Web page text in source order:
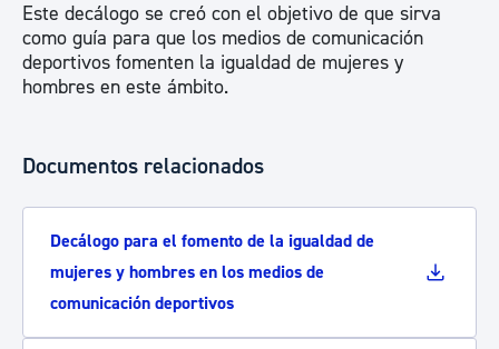
Este decálogo se creó con el objetivo de que sirva
como guía para que los medios de comunicación
deportivos fomenten la igualdad de mujeres y
hombres en este ámbito.
Documentos relacionados
Decálogo para el fomento de la igualdad de
mujeres y hombres en los medios de
comunicación deportivos